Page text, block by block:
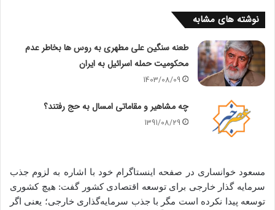
نوشته های مشابه
طعنه سنگین علی مطهری به روس ها بخاطر عدم
محکومیت حمله اسرائیل به ایران
1403/08/09
چه مشاهیر و مقاماتی امسال به حج رفتند؟
1391/08/29
مسعود خوانساری در صفحه اینستاگرام خود با اشاره به لزوم جذب
سرمایه گذار خارجی برای توسعه اقتصادی کشور گفت: هیچ کشوری
توسعه پیدا نکرده است مگر با جذب سرمایه‌گذاری خارجی؛ یعنی اگر